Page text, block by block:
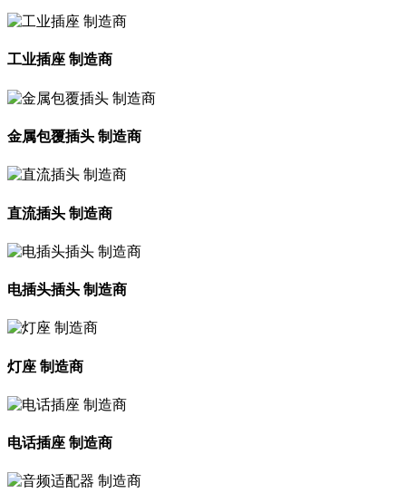
工业插座 制造商
金属包覆插头 制造商
直流插头 制造商
电插头插头 制造商
灯座 制造商
电话插座 制造商